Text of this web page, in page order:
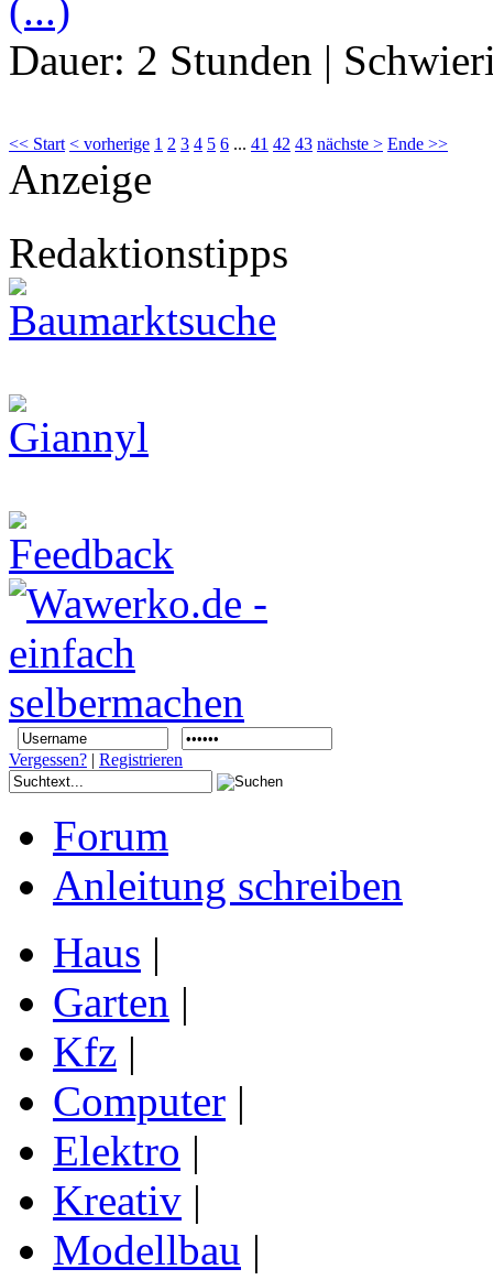
(...)
Dauer: 2 Stunden |
<< Start < vorherige 1 2 3 4 5 6 ... 41 42 43 nächste > Ende >>
Anzeige
Redaktionstipps
Vergessen? | Registrieren
Forum
Anleitung schreiben
Haus |
Garten |
Kfz |
Computer |
Elektro |
Kreativ |
Modellbau |